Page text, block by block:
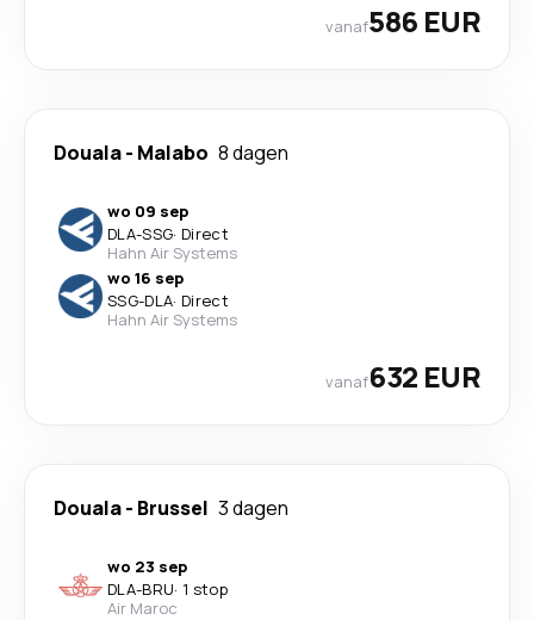
vanaf586 EUR
Douala- Malabo 8 dagen
wo 09 sep
DLA-SSG· Direct
Hahn Air Systems
wo 16 sep
SSG-DLA· Direct
Hahn Air Systems
vanaf632 EUR
Douala- Brussel 3 dagen
wo 23 sep
DLA-BRU· 1 stop
Air Maroc